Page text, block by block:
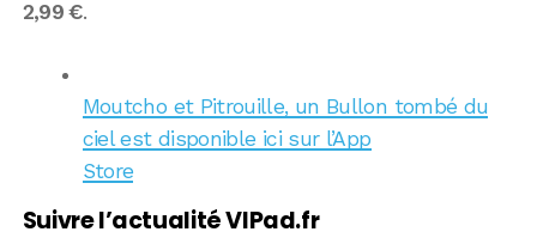
2,99 €.
Moutcho et Pitrouille, un Bullon tombé du
ciel est disponible ici sur l’App
Store
Suivre l’actualité VIPad.fr